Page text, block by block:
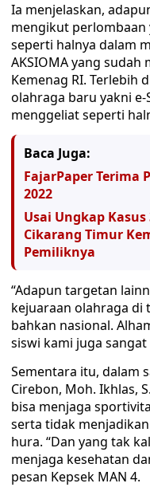
Ia menjelaskan,
mengikut
seperti halnya dalam
AKSIOMA yang
Kemenag RI. Terlebih
olahraga baru yakni
menggeliat seperti
Baca Juga:
FajarPaper Terima
2022
Usai Ungkap
Cikarang Timur
Pemiliknya
“Adapun targetan
kejuaraan olahraga di
bahkan nasional.
siswi kami juga sangat
Sementara itu, dalam
Cirebon, Moh. Ikhlas,
bisa menjaga
serta tidak
hura. “Dan yang tak
menjaga kesehatan
pesan Kepsek MAN 4.